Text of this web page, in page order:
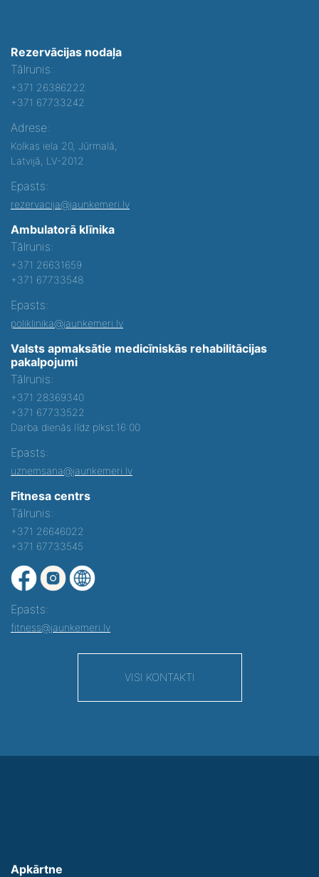
Rezervācijas nodaļa
Tālrunis:
+371 26386222
+371 67733242
Adrese:
Kolkas iela 20, Jūrmalā,
Latvijā, LV-2012
Epasts:
rezervacija@jaunkemeri.lv
Ambulatorā klīnika
Tālrunis:
+371 26631659
+371 67733548
Epasts:
poliklinika@jaunkemeri.lv
Valsts apmaksātie medicīniskās rehabilitācijas
pakalpojumi
Tālrunis:
+371 28369340
+371 67733522
Darba dienās līdz plkst.16:00
Epasts:
uznemsana@jaunkemeri.lv
Fitnesa centrs
Tālrunis:
+371 26646022
+371 67733545
Epasts:
fitness@jaunkemeri.lv
VISI KONTAKTI
Apkārtne